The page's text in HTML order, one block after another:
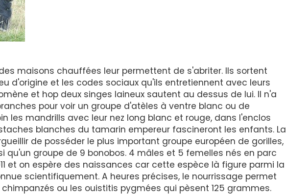
maisons chauffées leur permettent de s'abriter. Ils sortent
d'origine et les codes sociaux qu'ils entretiennent avec leurs
et hop deux singes laineux sautent au dessus de lui. Il n'a
pour voir un groupe d'atèles à ventre blanc ou de
les mandrills avec leur nez long blanc et rouge, dans l'enclos
blanches du tamarin empereur fascineront les enfants. La
de posséder le plus important groupe européen de gorilles,
qu'un groupe de 9 bonobos. 4 mâles et 5 femelles nés en parc
et on espère des naissances car cette espèce là figure parmi la
scientifiquement. A heures précises, le nourrissage permet
ou les ouistitis pygmées qui pèsent 125 grammes.